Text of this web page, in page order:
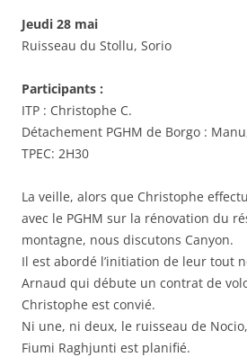
Jeudi 28 mai
Ruisseau du Stollu, Sorio
Participants :
ITP : Christophe C.
Détachement PGHM de Borgo :
TPEC: 2H30
La veille, alors que Christophe
avec le PGHM sur la rénovation du
montagne, nous discutons Canyon.
Il est abordé l’initiation de leur tout
Arnaud qui débute un contrat de
Christophe est convié.
Ni une, ni deux, le ruisseau de
Fiumi Raghjunti est planifié.